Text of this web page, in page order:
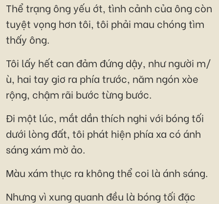
Thể trạng ông yếu ớt, tình cảnh của ông còn
tuyệt vọng hơn tôi, tôi phải mau chóng tìm
thấy ông.
Tôi lấy hết can đảm đứng dậy, như người m/
ù, hai tay giơ ra phía trước, năm ngón xòe
rộng, chậm rãi bước từng bước.
Đi một lúc, mắt dần thích nghi với bóng tối
dưới lòng đất, tôi phát hiện phía xa có ánh
sáng xám mờ ảo.
Màu xám thực ra không thể coi là ánh sáng.
Nhưng vì xung quanh đều là bóng tối đặc